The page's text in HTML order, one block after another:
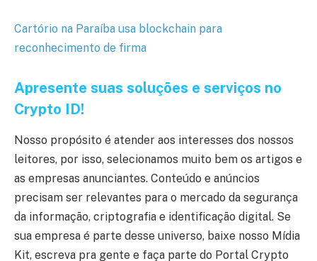
Cartório na Paraíba usa blockchain para
reconhecimento de firma
Apresente suas soluções e serviços no
Crypto ID!
Nosso propósito é atender aos interesses dos nossos
leitores, por isso, selecionamos muito bem os artigos e
as empresas anunciantes. Conteúdo e anúncios
precisam ser relevantes para o mercado da segurança
da informação, criptografia e identificação digital. Se
sua empresa é parte desse universo, baixe nosso Mídia
Kit, escreva pra gente e faça parte do Portal Crypto